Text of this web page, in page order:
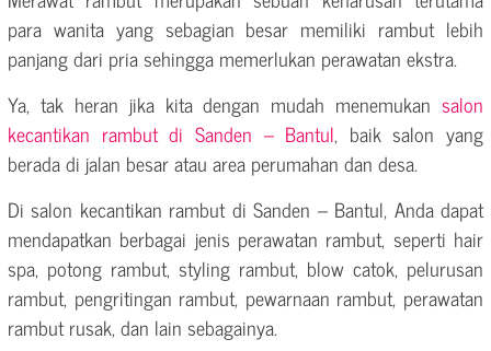
para wanita yang sebagian besar memiliki rambut lebih
panjang dari pria sehingga memerlukan perawatan ekstra.
Ya, tak heran jika kita dengan mudah menemukan salon
kecantikan rambut di Sanden – Bantul, baik salon yang
berada di jalan besar atau area perumahan dan desa.
Di salon kecantikan rambut di Sanden – Bantul, Anda dapat
mendapatkan berbagai jenis perawatan rambut, seperti hair
spa, potong rambut, styling rambut, blow catok, pelurusan
rambut, pengritingan rambut, pewarnaan rambut, perawatan
rambut rusak, dan lain sebagainya.